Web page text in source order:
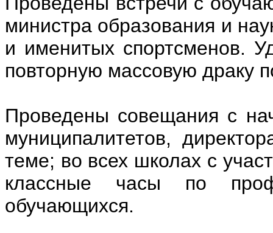
министра образования и
и именитых спортсменов.
повторную массовую драку
Проведены совещания с
муниципалитетов,
теме; во всех школах с
классные часы по
обучающихся.